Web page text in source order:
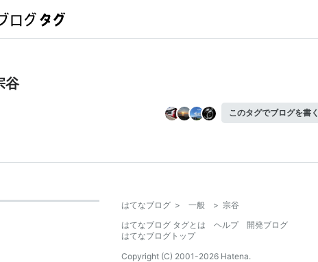
谷
このタグでブログを書く
はてなブログ > 一般 > 宗谷
はてなブログ タグとは
ヘルプ
開発ブログ
はてなブログトップ
Copyright (C) 2001-2026 Hatena.